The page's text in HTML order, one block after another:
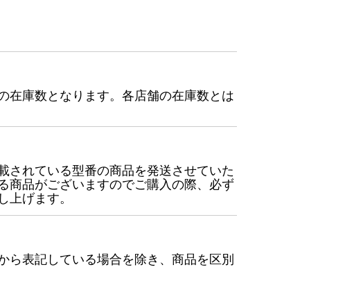
在庫数となります。各店舗の在庫数とは
されている型番の商品を発送させていた
商品がございますのでご購入の際、必ず
上げます。
ら表記している場合を除き、商品を区別